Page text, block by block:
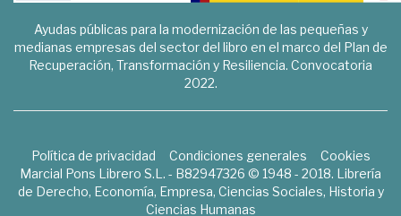
Ayudas públicas para la modernización de las pequeñas y
medianas empresas del sector del libro en el marco del Plan de
Recuperación, Transformación y Resiliencia. Convocatoria
2022.
Política de privacidad Condiciones generales
Cookies
Marcial Pons Librero S.L. - B82947326 © 1948 - 2018. Librería
de Derecho, Economía, Empresa, Ciencias Sociales, Historia y
Ciencias Humanas